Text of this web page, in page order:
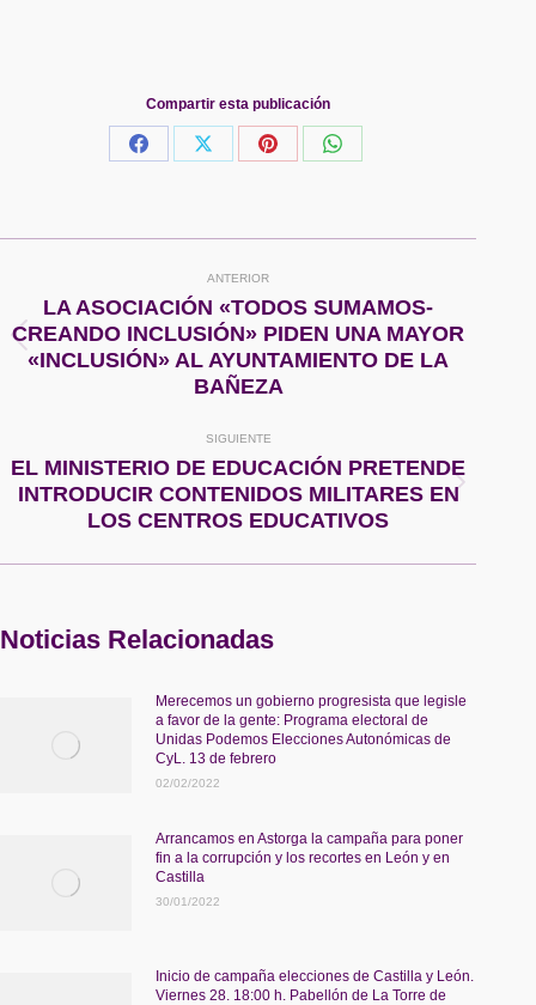
Compartir esta publicación
Share
Share
Share
Share
entre
publicaciones
ANTERIOR
Publicación
anterior:
LA ASOCIACIÓN «TODOS SUMAMOS-
CREANDO INCLUSIÓN» PIDEN UNA MAYOR
«INCLUSIÓN» AL AYUNTAMIENTO DE LA
BAÑEZA
SIGUIENTE
Publicación
EL MINISTERIO DE EDUCACIÓN PRETENDE
INTRODUCIR CONTENIDOS MILITARES EN
LOS CENTROS EDUCATIVOS
Noticias Relacionadas
Merecemos un gobierno progresista que legisle
a favor de la gente: Programa electoral de
Unidas Podemos Elecciones Autonómicas de
CyL. 13 de febrero
02/02/2022
Arrancamos en Astorga la campaña para poner
fin a la corrupción y los recortes en León y en
Castilla
30/01/2022
Inicio de campaña elecciones de Castilla y León.
Viernes 28. 18:00 h. Pabellón de La Torre de